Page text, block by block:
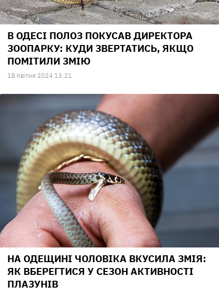
В ОДЕСІ ПОЛОЗ ПОКУСАВ ДИРЕКТОРА
ЗООПАРКУ: КУДИ ЗВЕРТАТИСЬ, ЯКЩО
ПОМІТИЛИ ЗМІЮ
18 Квiтня 2024 13:21
НА ОДЕЩИНІ ЧОЛОВІКА ВКУСИЛА ЗМІЯ:
ЯК ВБЕРЕГТИСЯ У СЕЗОН АКТИВНОСТІ
ПЛАЗУНІВ